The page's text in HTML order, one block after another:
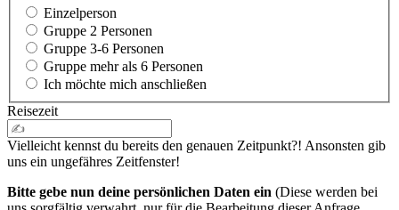
Einzelperson
Gruppe 2 Personen
Gruppe 3-6 Personen
Gruppe mehr als 6 Personen
Ich möchte mich anschließen
Reisezeit
Vielleicht kennst du bereits den genauen Zeitpunkt?! Ansonsten gib
uns ein ungefähres Zeitfenster!
Bitte gebe nun deine persönlichen Daten ein (Diese werden bei